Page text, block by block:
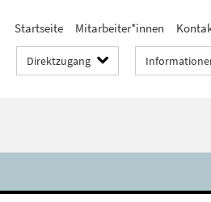
Startseite Mitarbeiter*innen
Direktzugang